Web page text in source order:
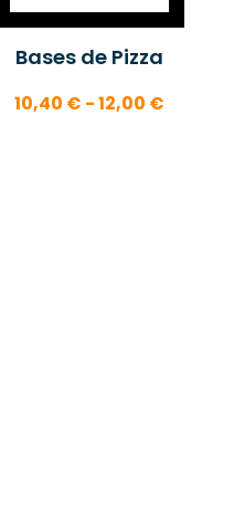
Bases de Pizza
10,40 € -12,00 €